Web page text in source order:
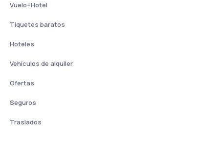
Vuelo+Hotel
Tiquetes baratos
Hoteles
Vehículos de alquiler
Ofertas
Seguros
Traslados